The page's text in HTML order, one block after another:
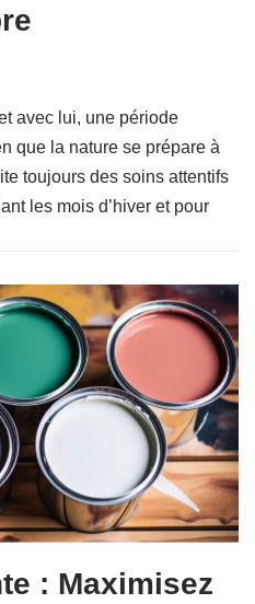
avec lui, une période
que la nature se prépare à
toujours des soins attentifs
les mois d’hiver et pour
: Maximisez